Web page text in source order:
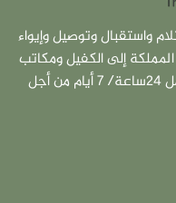
واستقبال وتوصيل وإيواء
إلى الكفيل ومكاتب
الاستقدام. حزنا على ثقتكم لأننا نعمل 24ساعة/ 7 أيام من أجل